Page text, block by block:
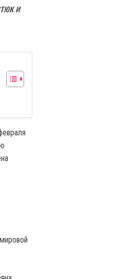
и